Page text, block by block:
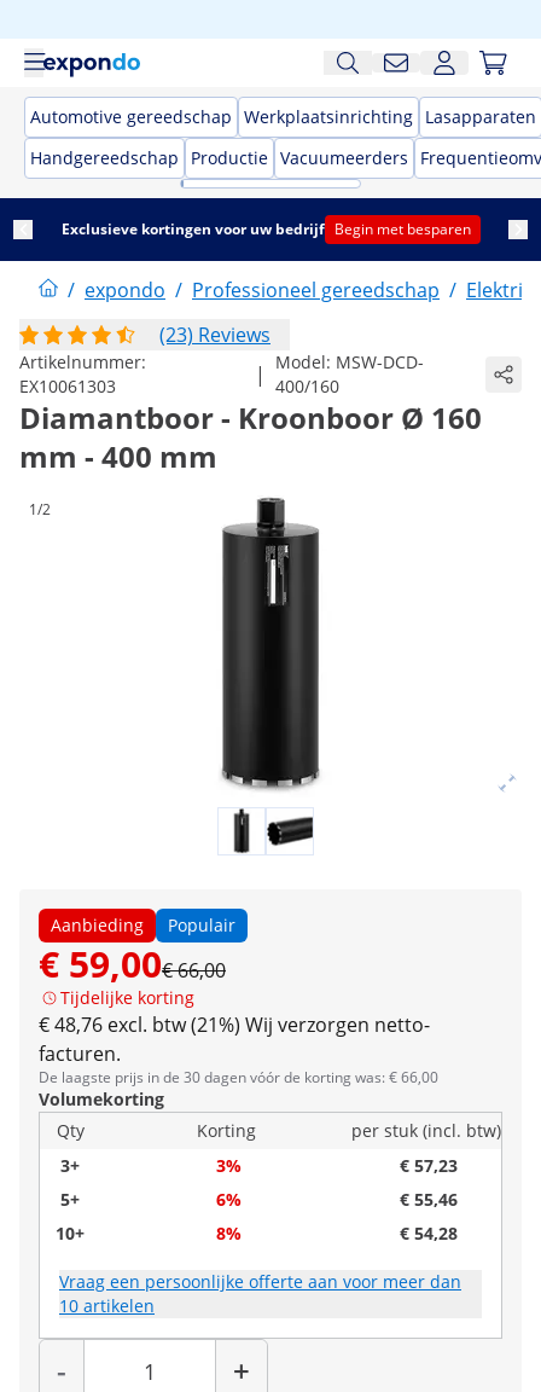
Automotive gereedschap Werkplaatsinrichting Lasapparaten
Handgereedschap
Productie Vacuumeerders
Exclusieve kortingen voor uw bedrijf Begin met besparen
/ expondo / Professioneel gereedschap /
(23) Reviews
Artikelnummer:
EX10061303
| Model: MSW-DCD-
400/160
Diamantboor - Kroonboor Ø 160
mm - 400 mm
1/2
Aanbieding Populair
€ 59,00€ 66,00
Tijdelijke korting
€ 48,76 excl. btw (21%) Wij verzorgen netto-
facturen.
De laagste prijs in de 30 dagen vóór de korting was: € 66,00
Volumekorting
Qty
Korting
per stuk (incl. btw)
3+
3%
€ 57,23
5+
6%
€ 55,46
10+
8% € 54,28
Vraag een persoonlijke offerte aan voor meer dan
10 artikelen
-
Hoeveelheid
+